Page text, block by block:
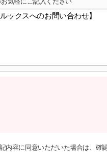
内容に同意いただいた場合は、確